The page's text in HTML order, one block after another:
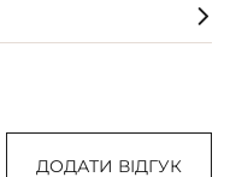
ДОДАТИ ВІДГУК